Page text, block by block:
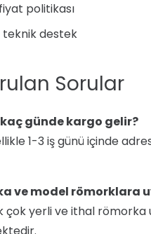
politikası
teknik destek
Sorular
günde kargo gelir?
1-3 iş günü içinde
ve model römorklara
çok yerli ve ithal römorka